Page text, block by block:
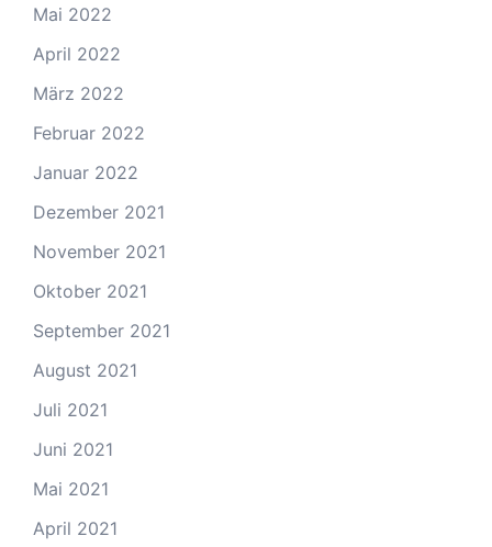
Mai 2022
April 2022
März 2022
Februar 2022
Januar 2022
Dezember 2021
November 2021
Oktober 2021
September 2021
August 2021
Juli 2021
Juni 2021
Mai 2021
April 2021